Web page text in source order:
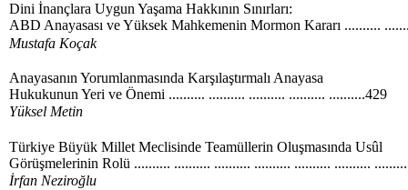
Dini İnançlara Uygun Yaşama Hakkının Sınırları:
ABD Anayasası ve Yüksek Mahkemenin Mormon Kararı ..........
Mustafa Koçak
Anayasanın Yorumlanmasında Karşılaştırmalı Anayasa
Hukukunun Yeri ve Önemi .......... .......... .......... .......... ..........429
Yüksel Metin
Türkiye Büyük Millet Meclisinde Teamüllerin Oluşmasında Usûl
Görüşmelerinin Rolü .......... .......... .......... .......... .......... ..........
İrfan Neziroğlu